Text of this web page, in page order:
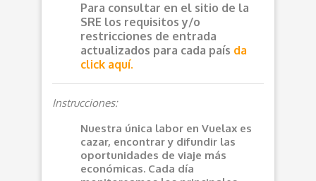
Para consultar en el sitio de la
SRE los requisitos y/o
restricciones de entrada
actualizados para cada país da
click aquí.
Instrucciones:
Nuestra única labor en Vuelax es
cazar, encontrar y difundir las
oportunidades de viaje más
económicas. Cada día